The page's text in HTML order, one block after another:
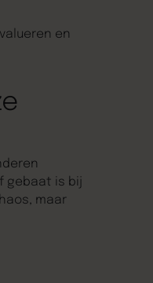
en
gebaat is bij
maar